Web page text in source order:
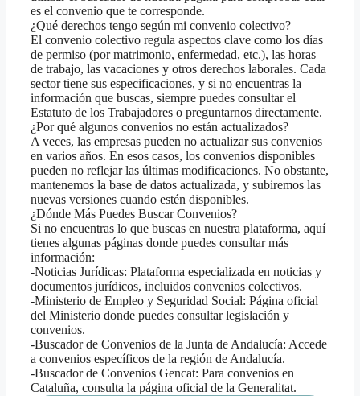
es el convenio que te corresponde.
¿Qué derechos tengo según mi convenio colectivo?
El convenio colectivo regula aspectos clave como los días
de permiso (por matrimonio, enfermedad, etc.), las horas
de trabajo, las vacaciones y otros derechos laborales. Cada
sector tiene sus especificaciones, y si no encuentras la
información que buscas, siempre puedes consultar el
Estatuto de los Trabajadores o preguntarnos directamente.
¿Por qué algunos convenios no están actualizados?
A veces, las empresas pueden no actualizar sus convenios
en varios años. En esos casos, los convenios disponibles
pueden no reflejar las últimas modificaciones. No obstante,
mantenemos la base de datos actualizada, y subiremos las
nuevas versiones cuando estén disponibles.
¿Dónde Más Puedes Buscar Convenios?
Si no encuentras lo que buscas en nuestra plataforma, aquí
tienes algunas páginas donde puedes consultar más
información:
-Noticias Jurídicas: Plataforma especializada en noticias y
documentos jurídicos, incluidos convenios colectivos.
-Ministerio de Empleo y Seguridad Social: Página oficial
del Ministerio donde puedes consultar legislación y
convenios.
-Buscador de Convenios de la Junta de Andalucía: Accede
a convenios específicos de la región de Andalucía.
-Buscador de Convenios Gencat: Para convenios en
Cataluña, consulta la página oficial de la Generalitat.